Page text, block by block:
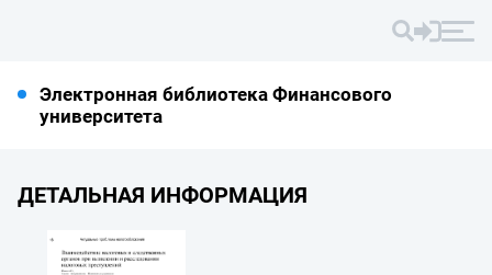
Электронная библиотека Финансового
университета
ДЕТАЛЬНАЯ ИНФОРМАЦИЯ